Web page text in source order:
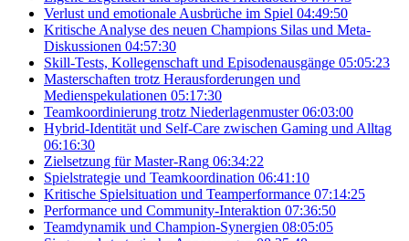
Verlust und emotionale Ausbrüche im Spiel 04:49:50
Kritische Analyse des neuen Champions Silas und Meta-
Diskussionen 04:57:30
Skill-Tests, Kollegenschaft und Episodenausgänge 05:05:23
Masterschaften trotz Herausforderungen und
Medienspekulationen 05:17:30
Teamkoordinierung trotz Niederlagenmuster 06:03:00
Hybrid-Identität und Self-Care zwischen Gaming und Alltag
06:16:30
Zielsetzung für Master-Rang 06:34:22
Spielstrategie und Teamkoordination 06:41:10
Kritische Spielsituation und Teamperformance 07:14:25
Performance und Community-Interaktion 07:36:50
Teamdynamik und Champion-Synergien 08:05:05